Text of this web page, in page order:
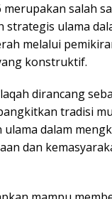
merupakan salah
strategis ulama
melalui
konstruktif.
dirancang
tradisi
ulama dalam
dan